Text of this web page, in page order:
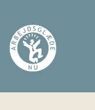
indhold
Arbejdsglæde